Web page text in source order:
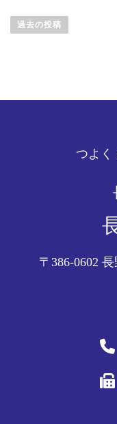
稿
ゲ
過去の投稿
つよく
〒386-0602 長